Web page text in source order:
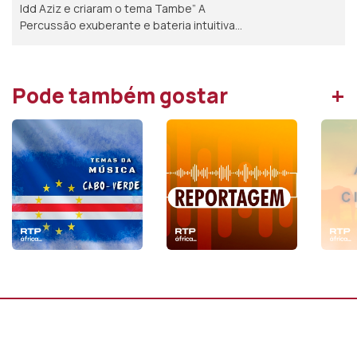
Idd Aziz e criaram o tema Tambe” A
Percussão exuberante e bateria intuitiva
Pode também gostar +